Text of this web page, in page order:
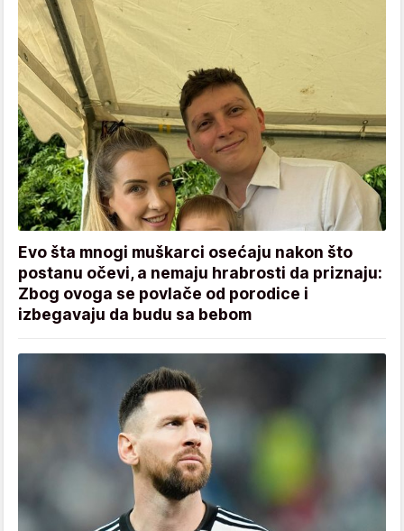
Evo šta mnogi muškarci osećaju nakon što
postanu očevi, a nemaju hrabrosti da priznaju:
Zbog ovoga se povlače od porodice i
izbegavaju da budu sa bebom